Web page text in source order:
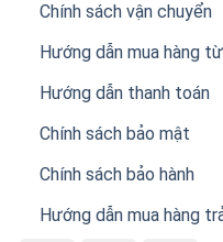
Chính sách vận chuyển
Hướng dẫn mua hàng
Hướng dẫn thanh toán
Chính sách bảo mật
Chính sách bảo hành
Hướng dẫn mua hàng